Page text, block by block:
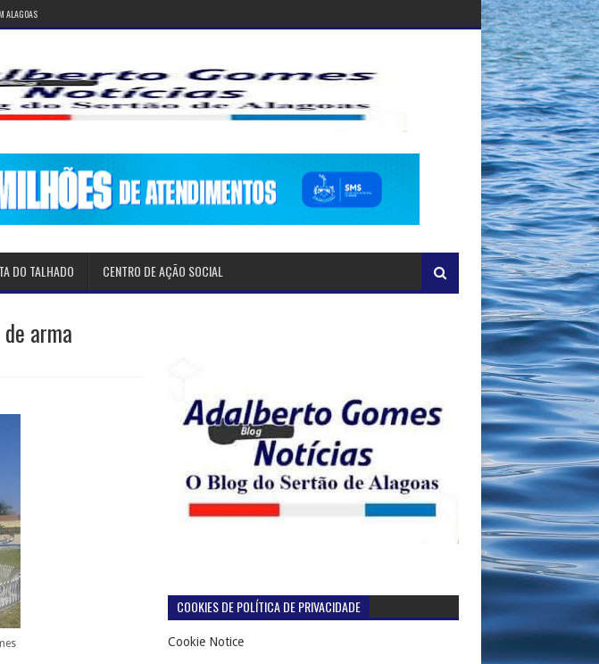
ALAGOAS
DO TALHADO CENTRO DE AÇÃO SOCIAL
arma
COOKIES DE POLÍTICA DE PRIVACIDADE
Cookie Notice